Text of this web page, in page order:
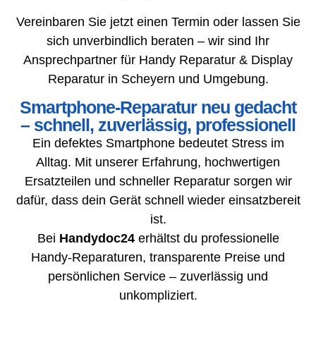
Vereinbaren Sie jetzt einen Termin oder lassen Sie
sich unverbindlich beraten – wir sind Ihr
Ansprechpartner für Handy Reparatur & Display
Reparatur in Scheyern und Umgebung.
Smartphone-Reparatur neu gedacht
– schnell, zuverlässig, professionell
Ein defektes Smartphone bedeutet Stress im
Alltag. Mit unserer Erfahrung, hochwertigen
Ersatzteilen und schneller Reparatur sorgen wir
dafür, dass dein Gerät schnell wieder einsatzbereit
ist.
Bei Handydoc24erhältst du professionelle
Handy-Reparaturen, transparente Preise und
persönlichen Service – zuverlässig und
unkompliziert.